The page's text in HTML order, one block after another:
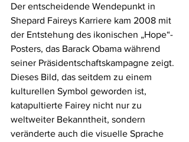
Der entscheidende Wendepunkt in
Shepard Faireys Karriere kam 2008 mit
der Entstehung des ikonischen „Hope“-
Posters, das Barack Obama während
seiner Präsidentschaftskampagne zeigt.
Dieses Bild, das seitdem zu einem
kulturellen Symbol geworden ist,
katapultierte Fairey nicht nur zu
weltweiter Bekanntheit, sondern
veränderte auch die visuelle Sprache